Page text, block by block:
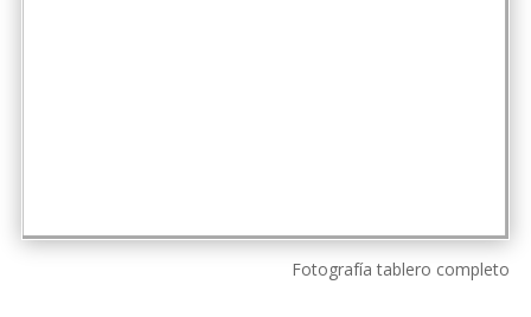
Fotografía tablero completo